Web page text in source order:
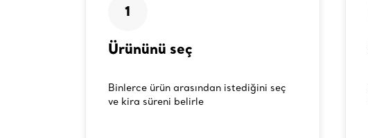
1
Ürününü seç
Binlerce ürün arasından istediğini seç
ve kira süreni belirle